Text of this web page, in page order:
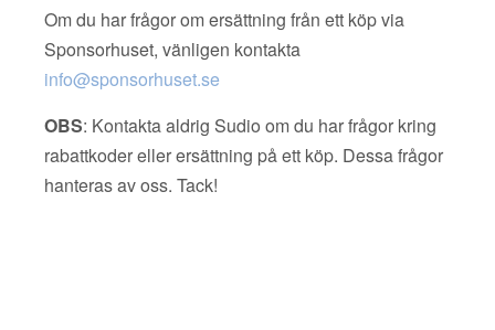
Om du har frågor om ersättning från ett köp via
Sponsorhuset, vänligen kontakta
info@sponsorhuset.se
OBS: Kontakta aldrig Sudio om du har frågor kring
rabattkoder eller ersättning på ett köp. Dessa frågor
hanteras av oss. Tack!